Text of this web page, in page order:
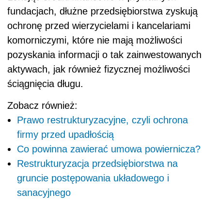
fundacjach, dłużne przedsiębiorstwa zyskują
ochronę przed wierzycielami i kancelariami
komorniczymi, które nie mają możliwości
pozyskania informacji o tak zainwestowanych
aktywach, jak również fizycznej możliwości
ściągnięcia długu.
Zobacz również:
Prawo restrukturyzacyjne, czyli ochrona
firmy przed upadłością
Co powinna zawierać umowa powiernicza?
Restrukturyzacja przedsiębiorstwa na
gruncie postępowania układowego i
sanacyjnego